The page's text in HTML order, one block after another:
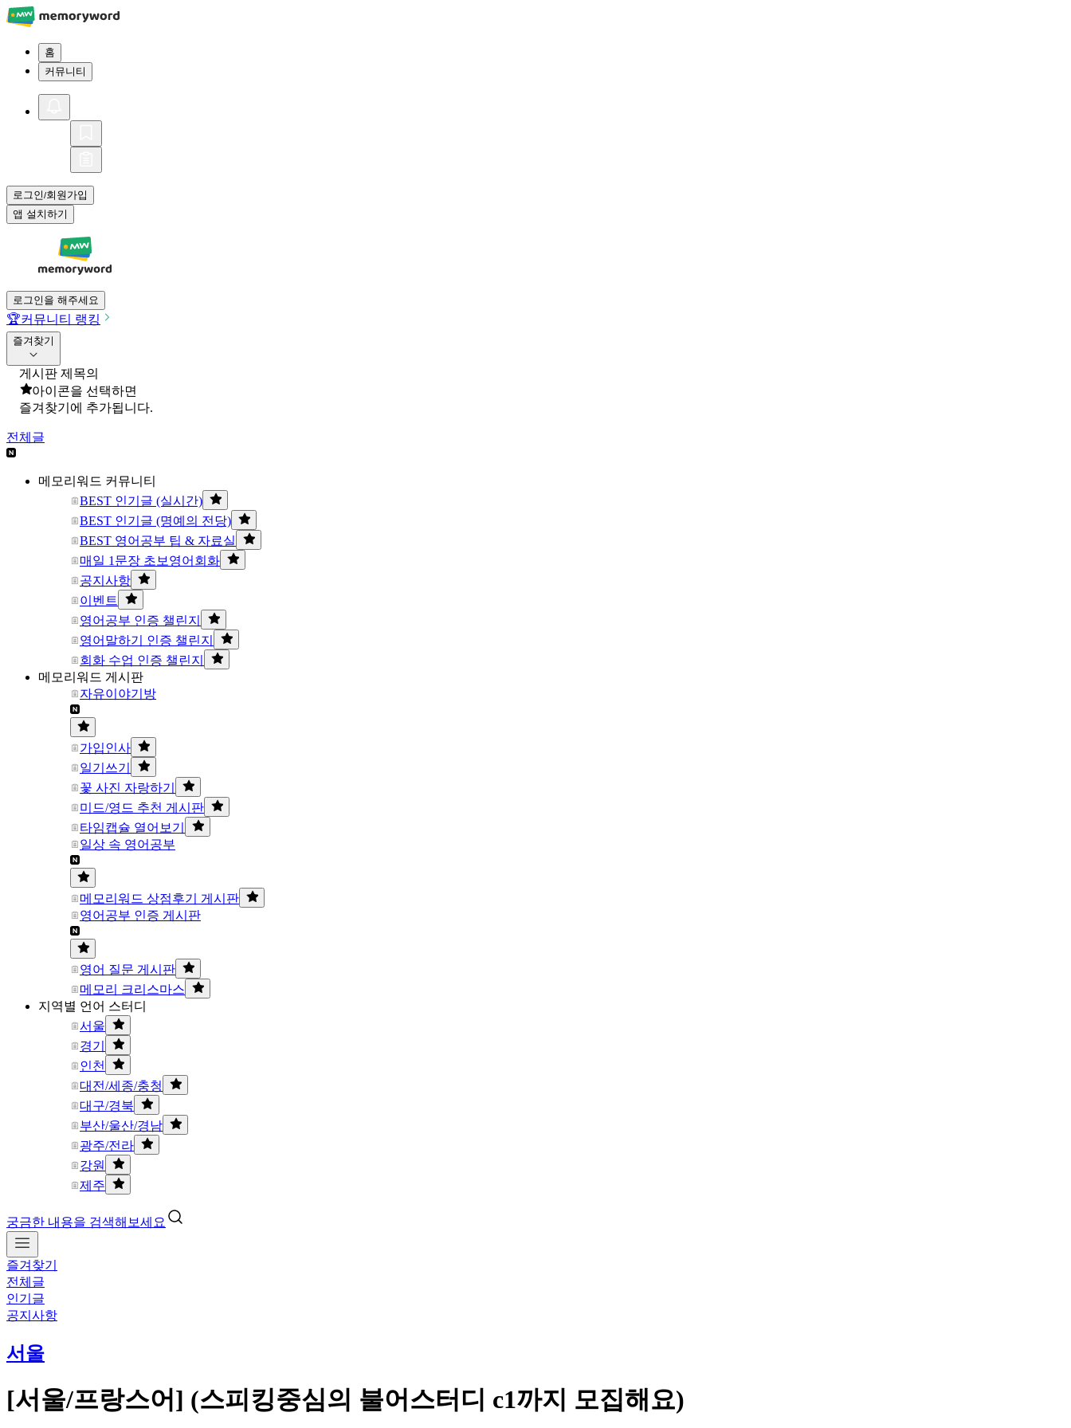
홈
커뮤니티
로그인/회원가입
앱 설치하기
로그인을 해주세요
🏆커뮤니티 랭킹
즐겨찾기
게시판 제목의
아이콘을 선택하면
즐겨찾기에 추가됩니다.
전체글
메모리워드 커뮤니티
BEST 인기글 (실시간)
BEST 인기글 (명예의 전당)
BEST 영어공부 팁 & 자료실
매일 1문장 초보영어회화
공지사항
이벤트
영어공부 인증 챌린지
영어말하기 인증 챌린지
회화 수업 인증 챌린지
메모리워드 게시판
자유이야기방
가입인사
일기쓰기
꽃 사진 자랑하기
미드/영드 추천 게시판
타임캡슐 열어보기
일상 속 영어공부
메모리워드 상점후기 게시판
영어공부 인증 게시판
영어 질문 게시판
메모리 크리스마스
지역별 언어 스터디
서울
경기
인천
대전/세종/충청
대구/경북
부산/울산/경남
광주/전라
강원
제주
궁금한 내용을 검색해보세요
즐겨찾기
전체글
인기글
공지사항
서울
[서울/프랑스어] (스피킹중심의 불어스터디 c1까지 모집해요)